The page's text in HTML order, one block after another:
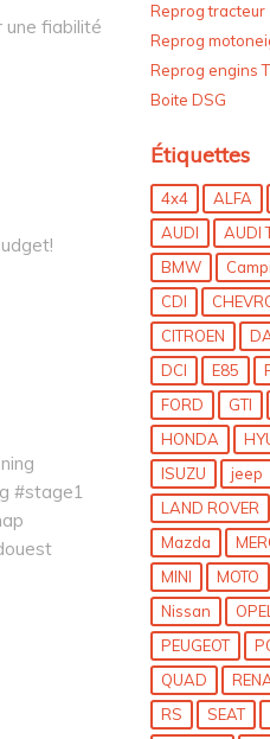
une fiabilité
#stage1
Reprog tracteur
Reprog
Reprog engins
Boite DSG
Étiquettes
4x4 ALFA
AUDI
AUDI
BMW
CDI
CITROEN
DCI
E85
FORD
GTI
HONDA
ISUZU
jeep
LAND ROVER
Mazda
MINI
MOTO
Nissan
OPEL
PEUGEOT
QUAD
RS
SEAT